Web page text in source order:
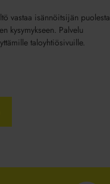
vastaa isännöitsijän puolesta
kysymykseen. Palvelu
taloyhtiösivuille.